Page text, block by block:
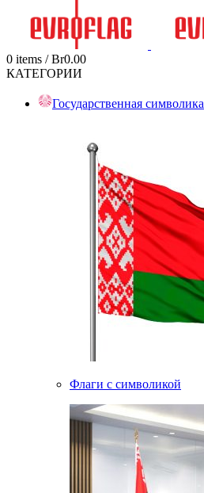
0 items / Br0.00
КАТЕГОРИИ
Государственная символика
Флаги с символикой